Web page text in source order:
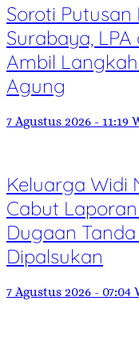
Soroti
Surabaya,
Ambil
Agung
7 Agustus 2026 - 11:19
Keluarga Widi
Cabut
Dugaan
Dipalsukan
7 Agustus 2026 - 07:04